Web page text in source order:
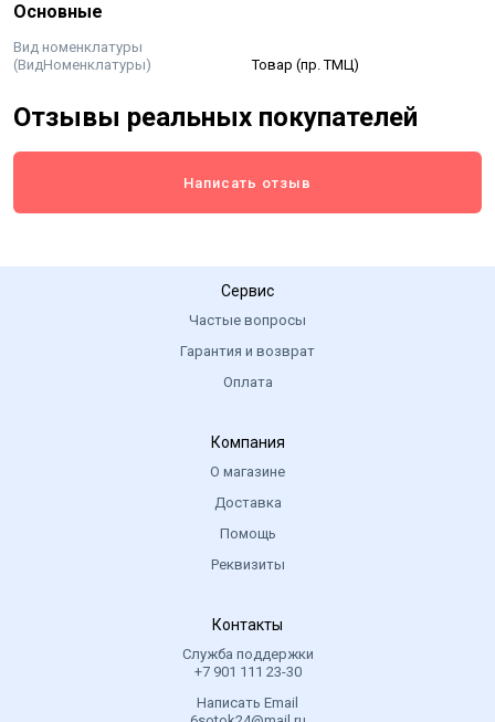
Основные
Вид номенклатуры
(ВидНоменклатуры)
Товар (пр. ТМЦ)
Отзывы реальных покупателей
Написать отзыв
Сервис
Частые вопросы
Гарантия и возврат
Оплата
Компания
О магазине
Доставка
Помощь
Реквизиты
Контакты
Служба поддержки
+7 901 111 23-30
Написать Email